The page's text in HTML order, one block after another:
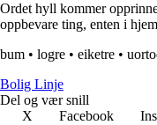
Ordet hyll kommer
oppbevare ting, enten i
bum • logre • eiketre •
Bolig Linje
Del og vær snill
X
Facebook